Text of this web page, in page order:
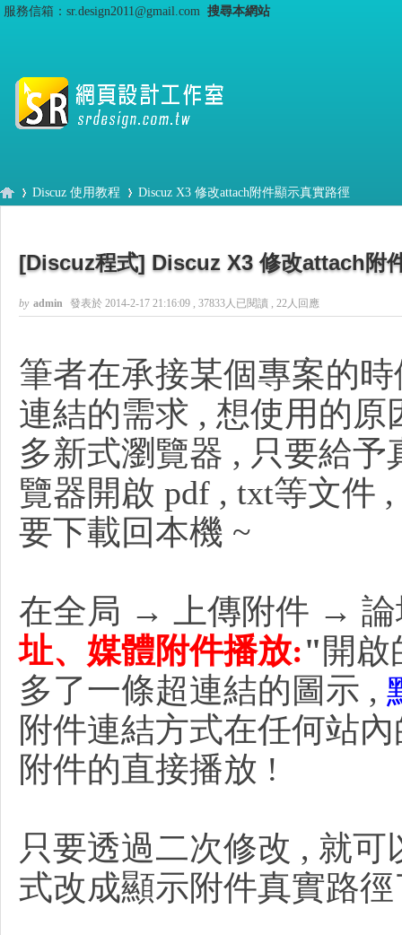
服務信箱：sr.design2011@gmail.com 搜尋本網站
Discuz 使用教程
›
Discuz X3 修改attach附件顯示真實路徑
[Discuz程式] Discuz X3 修改attach附
by admin 發表於 2014-2-17 21:16:09 , 37833人已閱讀 , 22人回應
筆者在承接某個專案的
連結的需求 , 想使用的
多新式瀏覽器 , 只要給
覽器開啟 pdf , txt等文件
要下載回本機 ~
在全局 → 上傳附件 → 論
址、媒體附件播放:" 開
多了一條超連結的圖示 ,
附件連結方式在任何站
附件的直接播放 !
只要透過二次修改 , 就可
式改成顯示附件真實路徑